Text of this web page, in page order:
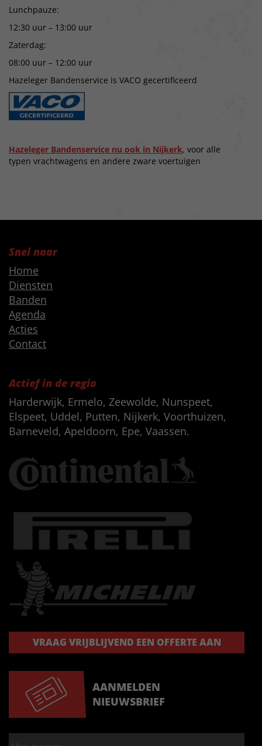
Lunchpauze:
12:30 uur – 13:00 uur
Zaterdag:
08:00 uur – 12:00 uur
Hazeleger Bandenservice is VACO gecertificeerd
Hazeleger Bandenservice nu ook in Nijkerk, voor alle
typen vrachtwagens en andere zware voertuigen
Snel naar
Home
Diensten
Banden
Agenda
Acties
Contact
Actief in de regio
Harderwijk, Ermelo, Zeewolde, Nunspeet,
Elspeet, Uddel, Putten, Nijkerk, Voorthuizen,
Barneveld, Apeldoorn, Epe, Vaassen.
VRAAG VRIJBLIJVEND EEN OFFERTE AAN
AANMELDEN
NIEUWSBRIEF